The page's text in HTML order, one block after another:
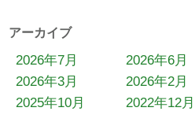
アーカイブ
2026年7月 2026年6月
2026年3月
2026年2月
2025年10月
2022年12月